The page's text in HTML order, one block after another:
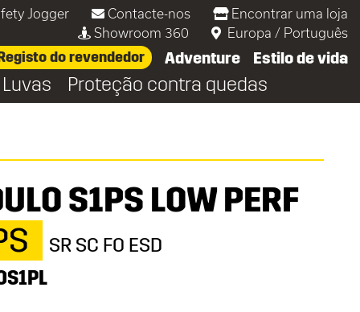
Jogger Contacte-nos
Encontrar uma loja
Showroom 360
Europa / Português
do revendedor Adventure Estilo de vida
Luvas Proteção contra quedas
S1PS LOW PERF
SR SC FO ESD